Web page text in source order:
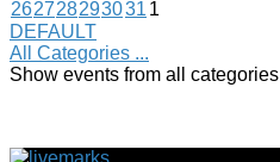
262728293031 1
DEFAULT
All Categories ...
Show events from all categories